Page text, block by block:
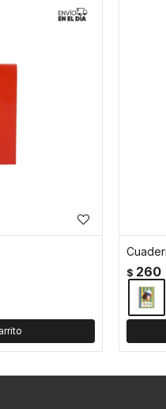
$ 260